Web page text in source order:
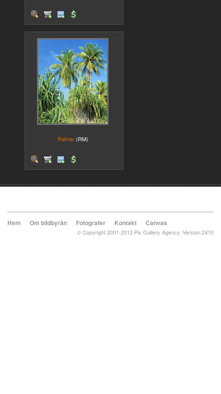
Palmer (RM)
Hem Om bildbyrån Fotografer Kontakt Canvas
© Copyright 2001-2012 Pix Gallery Agency. Version:2410